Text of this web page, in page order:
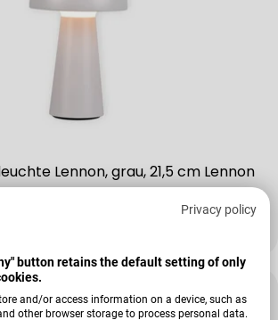
Privacy policy
button retains the default setting of only
and/or access information on a device, such as
other browser storage to process personal data.
Lennon, grau, 21,5 cm Lennon